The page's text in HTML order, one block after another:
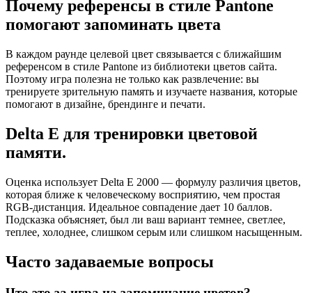
Почему референсы в стиле Pantone
помогают запоминать цвета
В каждом раунде целевой цвет связывается с ближайшим
референсом в стиле Pantone из библиотеки цветов сайта.
Поэтому игра полезна не только как развлечение: вы
тренируете зрительную память и изучаете названия, которые
помогают в дизайне, брендинге и печати.
Delta E для тренировки цветовой
памяти.
Оценка использует Delta E 2000 — формулу различия цветов,
которая ближе к человеческому восприятию, чем простая
RGB-дистанция. Идеальное совпадение дает 10 баллов.
Подсказка объясняет, был ли ваш вариант темнее, светлее,
теплее, холоднее, слишком серым или слишком насыщенным.
Часто задаваемые вопросы